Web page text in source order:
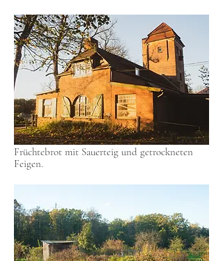
Früchtebrot mit Sauerteig und getrockneten
Feigen.